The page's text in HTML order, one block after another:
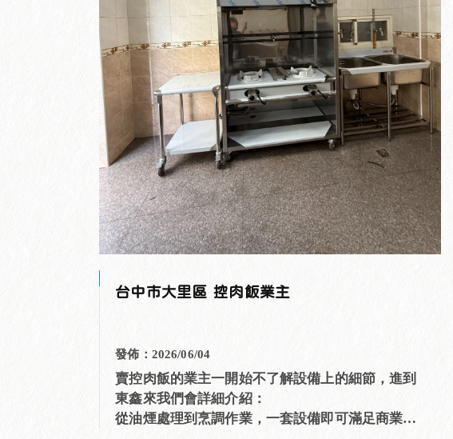
台中市大里區 控肉飯業主
發佈：2026/06/04
賣控肉飯的業主一開始不了解設備上的細節，進到
東鑫來我們會詳細介紹：
從油煙處理到烹調作業，一套設備即可滿足商業廚